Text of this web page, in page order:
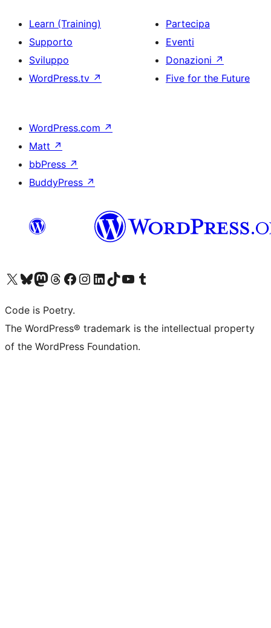
Learn (Training)
Supporto
Sviluppo
WordPress.tv ↗
Partecipa
Eventi
Donazioni ↗
Five for the Future
WordPress.com ↗
Matt ↗
bbPress ↗
BuddyPress ↗
Visita il nostro account X (ex Twitter)
Visita il nostro account Bluesky
Visita il nostro account Mastodon
Visita il nostro account Threads
Visita la nostra pagina Facebook
Visita il nostro account Instagram
Visita il nostro account LinkedIn
Visita il nostro account TikTok
Visita il nostro canale YouTube
Visita il nostro account Tumblr
Code is Poetry.
The WordPress® trademark is the intellectual property
of the WordPress Foundation.